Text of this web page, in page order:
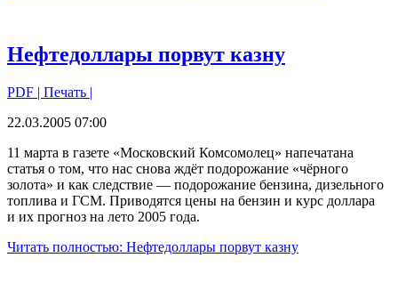
Нефтедоллары порвут казну
PDF | Печать |
22.03.2005 07:00
11 марта в газете «Московский Комсомолец» напечатана
статья о том, что нас снова ждёт подорожание «чёрного
золота» и как следствие — подорожание бензина, дизельного
топлива и ГСМ. Приводятся цены на бензин и курс доллара
и их прогноз на лето 2005 года.
Читать полностью: Нефтедоллары порвут казну